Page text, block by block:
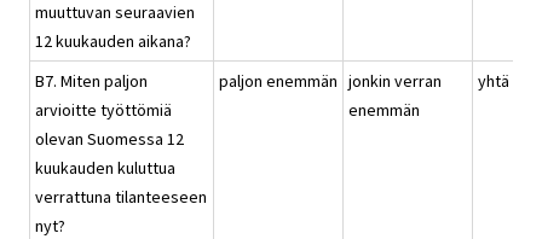
muuttuvan seuraavien
12 kuukauden aikana?
B7. Miten paljon
arvioitte työttömiä
olevan Suomessa 12
kuukauden kuluttua
verrattuna tilanteeseen
nyt?
paljon enemmän jonkin verran
enemmän
yhtä